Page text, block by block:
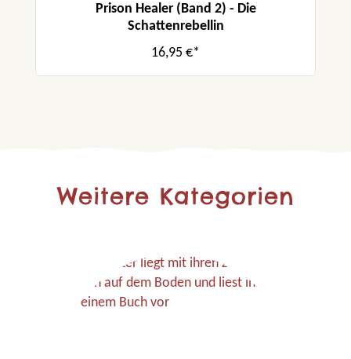
Prison Healer (Band 2) - Die
Schattenrebellin
16,95 €*
Weitere Kategorien